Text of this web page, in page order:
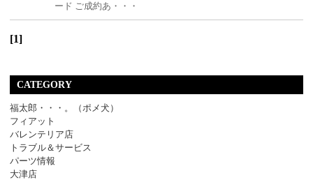
ード ご成約あ・・・
[1]
CATEGORY
福太郎・・・。（ポメ犬）
フィアット
バレンテリア店
トラブル＆サービス
パーツ情報
大津店